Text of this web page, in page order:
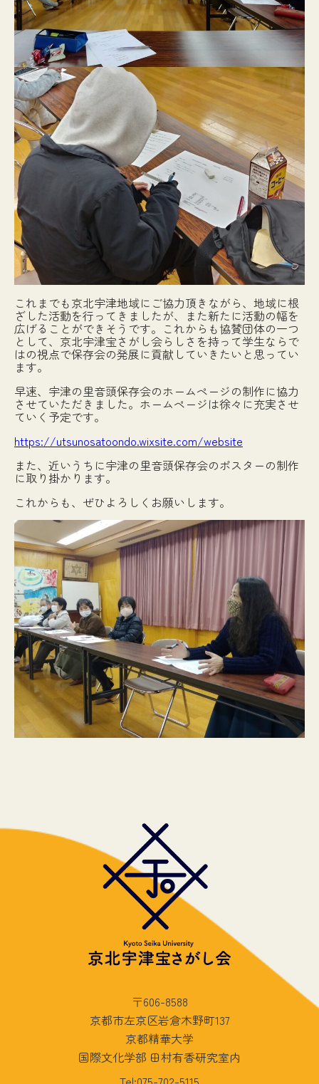
これまでも京北宇津地域にご協力頂きながら、地域に根
ざした活動を行ってきましたが、また新たに活動の幅を
広げることができそうです。これからも協賛団体の一つ
として、京北宇津宝さがし会らしさを持って学生ならで
はの視点で保存会の発展に貢献していきたいと思ってい
ます。
早速、宇津の里音頭保存会のホームページの制作に協力
させていただきました。ホームページは徐々に充実させ
ていく予定です。
https://utsunosatoondo.wixsite.com/website
また、近いうちに宇津の里音頭保存会のポスターの制作
に取り掛かります。
これからも、ぜひよろしくお願いします。
〒606-8588
京都市左京区岩倉木野町137
京都精華大学
国際文化学部 田村有香研究室内